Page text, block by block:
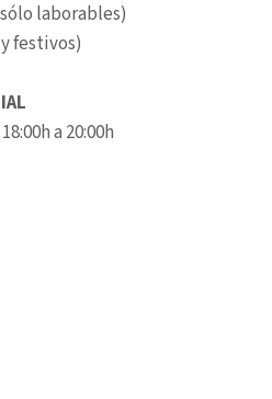
sólo laborables)
y festivos)
a 20:00h